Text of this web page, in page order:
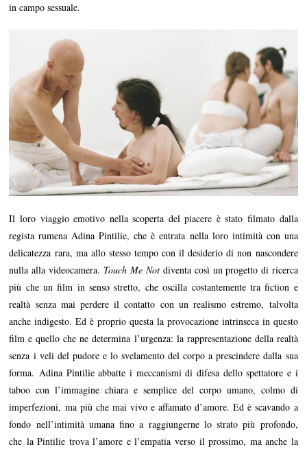
in campo sessuale.
Il loro viaggio emotivo nella scoperta del piacere è stato filmato dalla
regista rumena Adina Pintilie, che è entrata nella loro intimità con una
delicatezza rara, ma allo stesso tempo con il desiderio di non nascondere
nulla alla videocamera. Touch Me Notdiventa così un progetto di ricerca
più che un film in senso stretto, che oscilla costantemente tra fiction e
realtà senza mai perdere il contatto con un realismo estremo, talvolta
anche indigesto. Ed è proprio questa la provocazione intrinseca in questo
film e quello che ne determina l’urgenza: la rappresentazione della realtà
senza i veli del pudore e lo svelamento del corpo a prescindere dalla sua
forma. Adina Pintilie abbatte i meccanismi di difesa dello spettatore e i
taboo con l’immagine chiara e semplice del corpo umano, colmo di
imperfezioni, ma più che mai vivo e affamato d’amore. Ed è scavando a
fondo nell’intimità umana fino a raggiungerne lo strato più profondo,
che la Pintilie trova l’amore e l’empatia verso il prossimo, ma anche la